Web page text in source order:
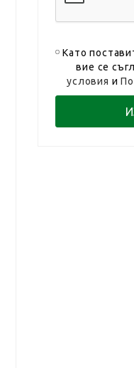
Като
вие се
условия и